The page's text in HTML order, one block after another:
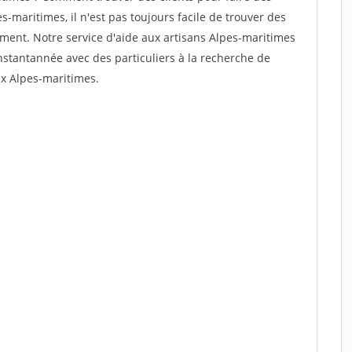
maritimes, il n'est pas toujours facile de trouver des
Notre service d'aide aux artisans Alpes-maritimes
avec des particuliers à la recherche de
Alpes-maritimes.